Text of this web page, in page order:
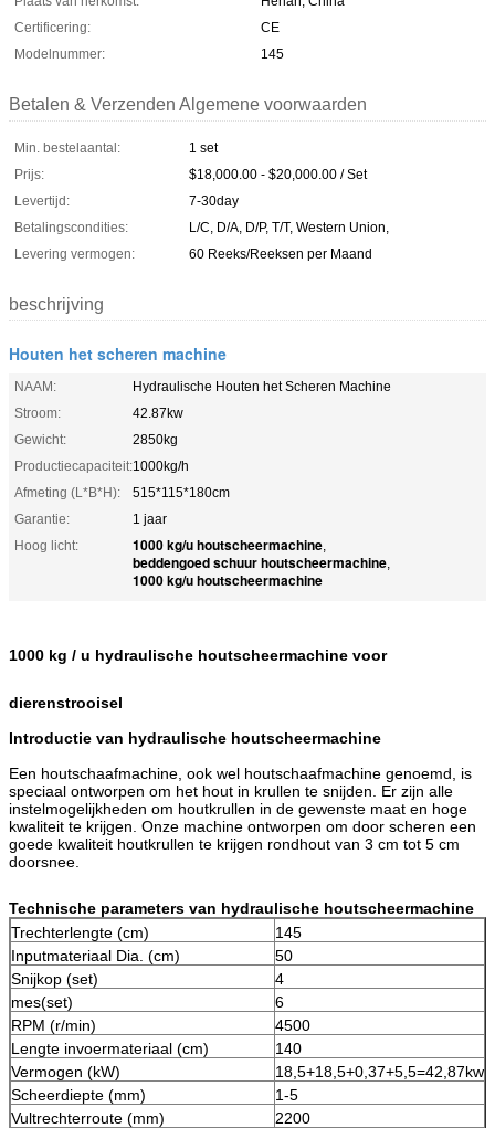
Certificering:
CE
Modelnummer:
145
Betalen & Verzenden Algemene voorwaarden
Min. bestelaantal:
1 set
Prijs:
$18,000.00 - $20,000.00 / Set
Levertijd:
7-30day
Betalingscondities:
L/C, D/A, D/P, T/T, Western Union,
Levering vermogen:
60 Reeks/Reeksen per Maand
beschrijving
Houten het scheren machine
NAAM:
Hydraulische Houten het Scheren Machine
Stroom:
42.87kw
Gewicht:
2850kg
Productiecapaciteit:1000kg/h
Afmeting (L*B*H):
515*115*180cm
Garantie:
1 jaar
Hoog licht:
1000 kg/u houtscheermachine,
beddengoed schuur houtscheermachine,
1000 kg/u houtscheermachine
1000 kg / u hydraulische houtscheermachine voor
dierenstrooisel
Introductie van hydraulische houtscheermachine
Een houtschaafmachine, ook wel houtschaafmachine genoemd, is
speciaal ontworpen om het hout in krullen te snijden. Er zijn alle
instelmogelijkheden om houtkrullen in de gewenste maat en hoge
kwaliteit te krijgen. Onze machine ontworpen om door scheren een
goede kwaliteit houtkrullen te krijgen rondhout van 3 cm tot 5 cm
doorsnee.
Technische parameters van hydraulische houtscheermachine
Trechterlengte (cm)
145
Inputmateriaal Dia. (cm)
50
Snijkop (set)
4
mes(set)
6
RPM (r/min)
4500
Lengte invoermateriaal (cm)
140
Vermogen (kW)
18,5+18,5+0,37+5,5=42,87kw
Scheerdiepte (mm)
1-5
Vultrechterroute (mm)
2200